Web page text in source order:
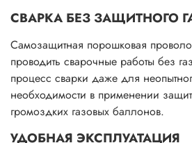
СВАРКА БЕЗ ЗАЩИТНОГО
Самозащитная порошковая
проводить сварочные работы без
процесс сварки даже для
необходимости в применении
громоздких газовых баллонов.
УДОБНАЯ ЭКСПЛУАТАЦИЯ